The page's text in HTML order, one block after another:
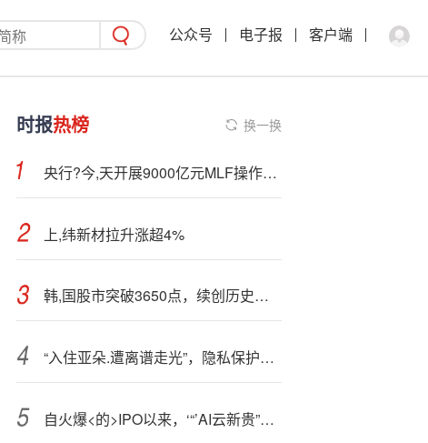
公众号 电子报 客户端
时报热榜 换一换
央行?今,天开展9000亿元MLF操作，有何信号？
上,纬新材拉升涨超4%
韩,国股市突破3650点，续创历史新高
“入住亚朵.遭离谱走光”，隐私保护不能“单向”妥协
自火爆<的>IPO以来，‘“’AI云新贵”CoreWeave高管已“套现”超10亿美元